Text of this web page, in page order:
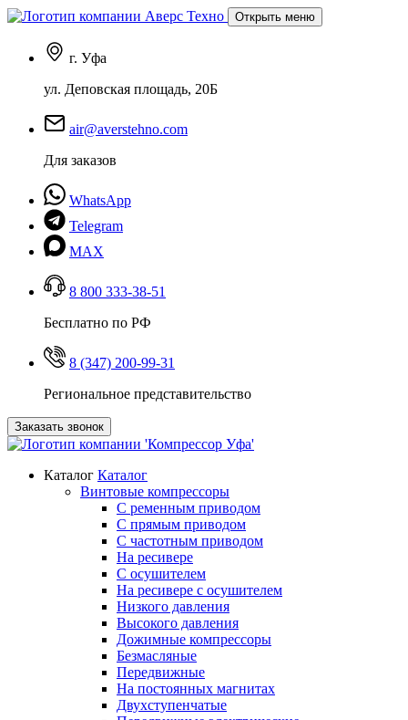
Открыть меню
г. Уфа
ул. Деповская площадь, 20Б
air@averstehno.com
Для заказов
WhatsApp
Telegram
MAX
8 800 333-38-51
Бесплатно по РФ
8 (347) 200-99-31
Региональное представительство
Заказать звонок
Каталог Каталог
Винтовые компрессоры
С ременным приводом
С прямым приводом
С частотным приводом
На ресивере
С осушителем
На ресивере с осушителем
Низкого давления
Высокого давления
Дожимные компрессоры
Безмасляные
Передвижные
На постоянных магнитах
Двухступенчатые